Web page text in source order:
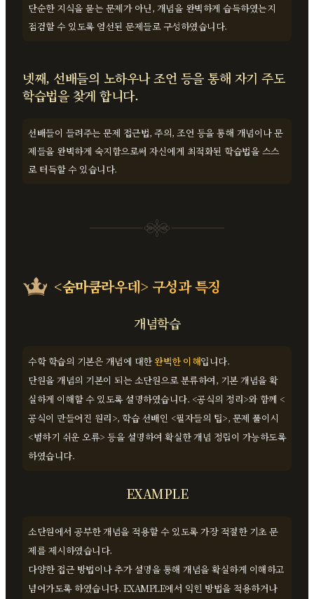
단순한 지식을 묻는 문제가 아닌, 개념을 완벽하게 습득하였는지
점검할 수 있도록 엄선된 문제들로 구성하였습니다.
넷째, 선배들의 노하우나 조언 등을 통해 자기 주도
학습법을 찾게 합니다.
선배들이 들려주는 문제 접근법, 주의, 조언 등을 통해 개념이나 문
제들을 완벽하게 숙지함으로써 자신에게 최적화된 학습법을 스스
로 터득할 수 있습니다.
<숨마쿰라우데> 구성과 특징
개념학습
수학 학습의 기본은 개념에 대한 완벽한 이해입니다.
단원을 개념의 기본이 되는 소단원으로 분류하여, 기본 개념을 확
실하게 이해할 수 있도록 설명하였습니다. <공식의 정리>와 함께 <
공식이 만들어진 원리>, 학습 선배인 <필자들의 팁>, 문제 풀이시
<범하기 쉬운 오류> 등을 설명하여 확실한 개념 정립이 가능하도록
하였습니다.
EXAMPLE
소단원에서 공부한 개념을 적용할 수 있도록 가장 적절한 기초 문
제를 제시하였습니다.
다양한 접근 방법이나 추가 설명을 통해 개념을 확실하게 이해하고
넘어가도록 하였습니다. EXAMPLE에서 익힌 방법을 적용하거나